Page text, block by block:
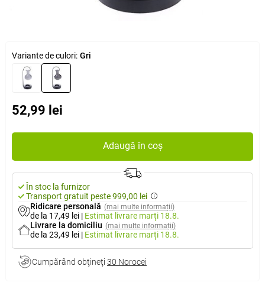
Variante de culori: Gri
52,99 lei
Adaugă în coș
În stoc la furnizor
Transport gratuit peste 999,00 lei
Ridicare personală (mai multe informații)
de la 17,49 lei | Estimat livrare marți 18.8.
Livrare la domiciliu (mai multe informații)
de la 23,49 lei | Estimat livrare marți 18.8.
Cumpărând obţineţi 30 Norocei